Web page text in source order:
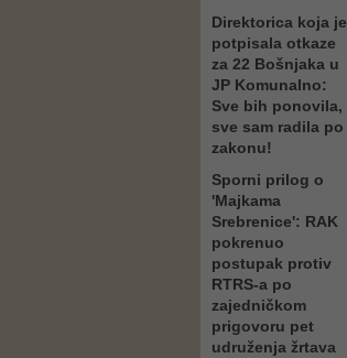
Direktorica koja je
potpisala otkaze
za 22 Bošnjaka u
JP Komunalno:
Sve bih ponovila,
sve sam radila po
zakonu!
Sporni prilog o
'Majkama
Srebrenice': RAK
pokrenuo
postupak protiv
RTRS-a po
zajedničkom
prigovoru pet
udruženja žrtava